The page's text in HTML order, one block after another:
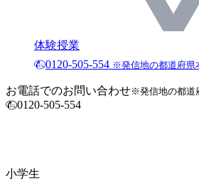
体験授業
0120-505-554 ※発信地の都道府県
お電話でのお問い合わせ※発信地の都道
0120-505-554
小学生